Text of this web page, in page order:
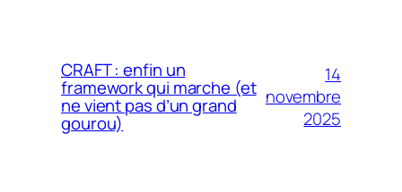
CRAFT : enfin un
framework qui marche (et
ne vient pas d’un grand
gourou)
14
novembre
2025